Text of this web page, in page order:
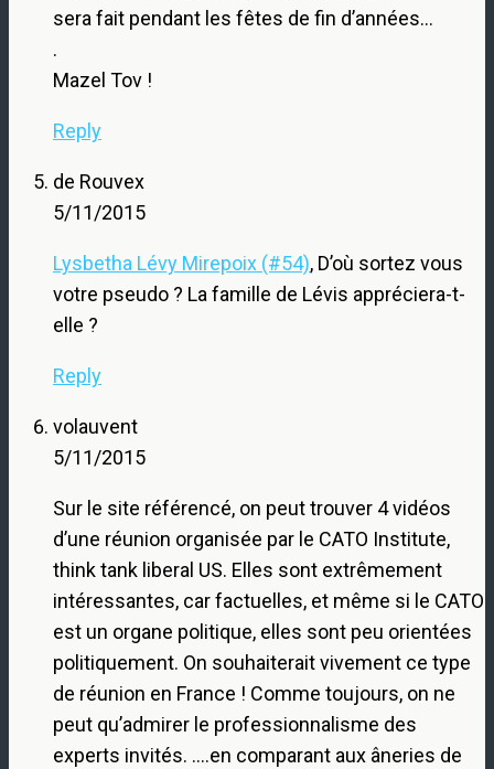
sera fait pendant les fêtes de fin d’années…
.
Mazel Tov !
Reply
de Rouvex
5/11/2015
Lysbetha Lévy Mirepoix (#54), D’où sortez vous
votre pseudo ? La famille de Lévis appréciera-t-
elle ?
Reply
volauvent
5/11/2015
Sur le site référencé, on peut trouver 4 vidéos
d’une réunion organisée par le CATO Institute,
think tank liberal US. Elles sont extrêmement
intéressantes, car factuelles, et même si le CATO
est un organe politique, elles sont peu orientées
politiquement. On souhaiterait vivement ce type
de réunion en France ! Comme toujours, on ne
peut qu’admirer le professionnalisme des
experts invités. ….en comparant aux âneries de